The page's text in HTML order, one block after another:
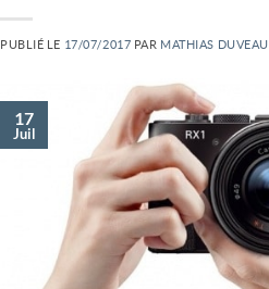
PUBLIÉ LE 17/07/2017 PAR MATHIAS DUVEAU
17
Juil